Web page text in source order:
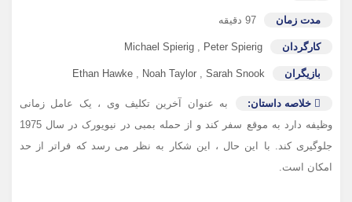
مدت زمان 97 دقیقه
کارگردان Michael Spierig , Peter Spierig
بازیگران Ethan Hawke , Noah Taylor , Sarah Snook
خلاصه داستان:
به عنوان آخرین تکلیف وی ، یک عامل زمانی
وظیفه دارد به موقع سفر کند و از حمله بمبی در نیویورک در سال 1975
جلوگیری کند. با این حال ، این شکار به نظر می رسد که فراتر از حد
امکان است.